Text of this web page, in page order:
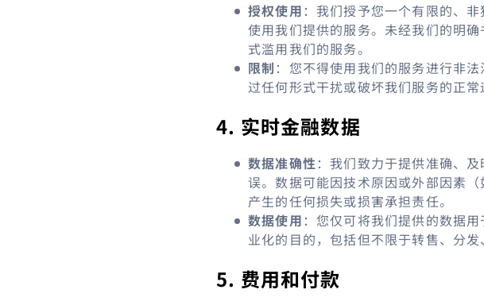
授权使用 ：我们授予您一个有限的、
使用我们提供的服务。未经我们的明
式滥用我们的服务。
限制 ：您不得使用我们的服务进行非
过任何形式干扰或破坏我们服务的正常
4. 实时金融数据
数据准确性：我们致力于提供准确、
误。数据可能因技术原因或外部因素
产生的任何损失或损害承担责任。
数据使用 ：您仅可将我们提供的数据
业化的目的，包括但不限于转售、分发
5. 费用和付款